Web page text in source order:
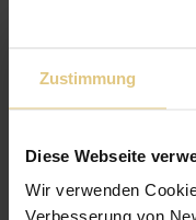
Zustimmung
Diese Webseite
Wir verwenden
Verbesserung von
Wir schneiden dein
Sichere Zahlung
Du wählst ganz einfach
Paypal, etc.).